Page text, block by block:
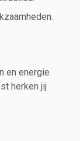
en energie
herken jij